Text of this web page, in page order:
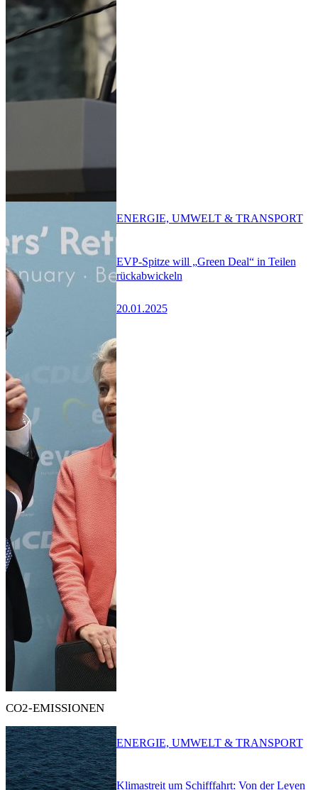
EVP-Spitze will „Green Deal“ in Teilen
rückabwickeln
20.01.2025
ENERGIE, UMWELT & TRANSPORT
CO2-EMISSIONEN
Klimastreit um Schifffahrt: Von der Leyen
ENERGIE, UMWELT & TRANSPORT